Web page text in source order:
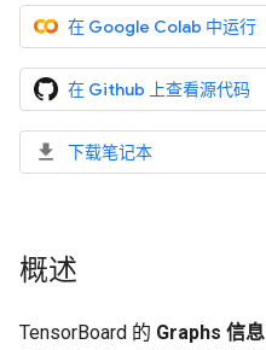
在 Google Colab 中运行
在 Github 上查看源代码
下载笔记本
概述
TensorBoard 的 Graphs 信